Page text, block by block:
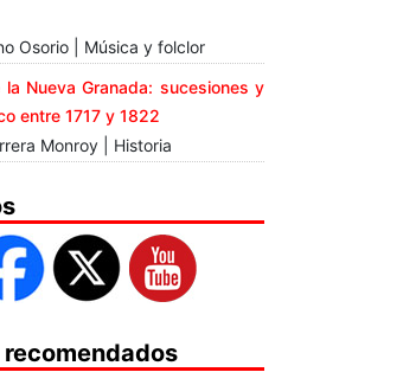
Osorio | Música y folclor
Nueva Granada: sucesiones y
entre 1717 y 1822
Monroy | Historia
recomendados